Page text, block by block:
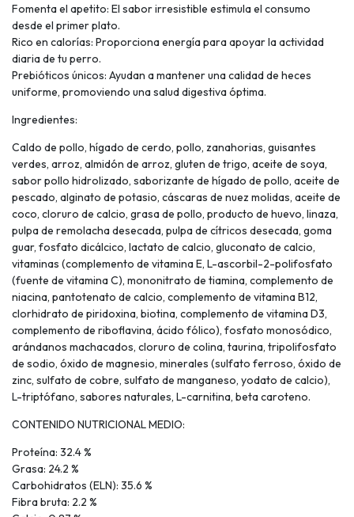
Fomenta el apetito: El sabor irresistible estimula el consumo
desde el primer plato.
Rico en calorías: Proporciona energía para apoyar la actividad
diaria de tu perro.
Prebióticos únicos: Ayudan a mantener una calidad de heces
uniforme, promoviendo una salud digestiva óptima.
Ingredientes:
Caldo de pollo, hígado de cerdo, pollo, zanahorias, guisantes
verdes, arroz, almidón de arroz, gluten de trigo, aceite de soya,
sabor pollo hidrolizado, saborizante de hígado de pollo, aceite de
pescado, alginato de potasio, cáscaras de nuez molidas, aceite de
coco, cloruro de calcio, grasa de pollo, producto de huevo, linaza,
pulpa de remolacha desecada, pulpa de cítricos desecada, goma
guar, fosfato dicálcico, lactato de calcio, gluconato de calcio,
vitaminas (complemento de vitamina E, L-ascorbil-2-polifosfato
(fuente de vitamina C), mononitrato de tiamina, complemento de
niacina, pantotenato de calcio, complemento de vitamina B12,
clorhidrato de piridoxina, biotina, complemento de vitamina D3,
complemento de riboflavina, ácido fólico), fosfato monosódico,
arándanos machacados, cloruro de colina, taurina, tripolifosfato
de sodio, óxido de magnesio, minerales (sulfato ferroso, óxido de
zinc, sulfato de cobre, sulfato de manganeso, yodato de calcio),
L-triptófano, sabores naturales, L-carnitina, beta caroteno.
CONTENIDO NUTRICIONAL MEDIO:
Proteína: 32.4 %
Grasa: 24.2 %
Carbohidratos (ELN): 35.6 %
Fibra bruta: 2.2 %